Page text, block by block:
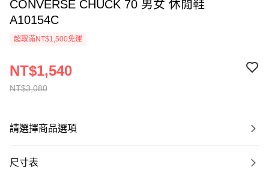
CONVERSE CHUCK 70 男女 休閒鞋
A10154C
超取滿NT$1,500免運
NT$3,080
NT$1,540
請選擇商品選項
尺寸表